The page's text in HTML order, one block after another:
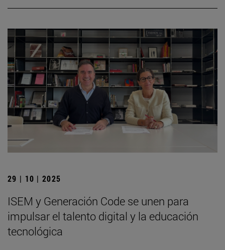
29 | 10 | 2025
ISEM y Generación Code se unen para
impulsar el talento digital y la educación
tecnológica